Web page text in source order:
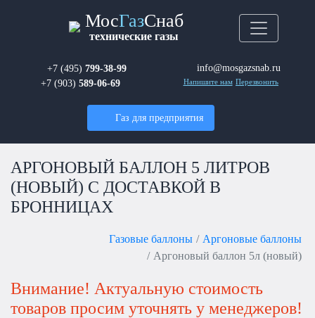
МосГазСнаб
технические газы
+7 (495) 799-38-99
+7 (903) 589-06-69
info@mosgazsnab.ru
Напишите нам Перезвонить
Газ для предприятия
АРГОНОВЫЙ БАЛЛОН 5 ЛИТРОВ
(НОВЫЙ) С ДОСТАВКОЙ В
БРОННИЦАХ
Газовые баллоны
Аргоновые баллоны
Аргоновый баллон 5л (новый)
Внимание! Актуальную стоимость
товаров просим уточнять у менеджеров!